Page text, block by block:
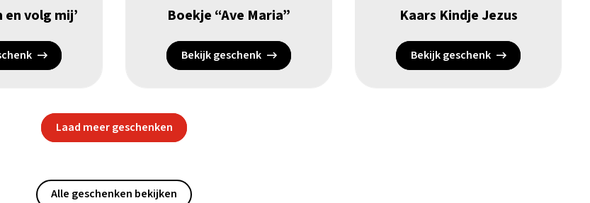
en volg mij’ Boekje “Ave Maria”
Bekijk geschenk
Kaars Kindje Jezus
Bekijk geschenk
Laad meer geschenken
Alle geschenken bekijken